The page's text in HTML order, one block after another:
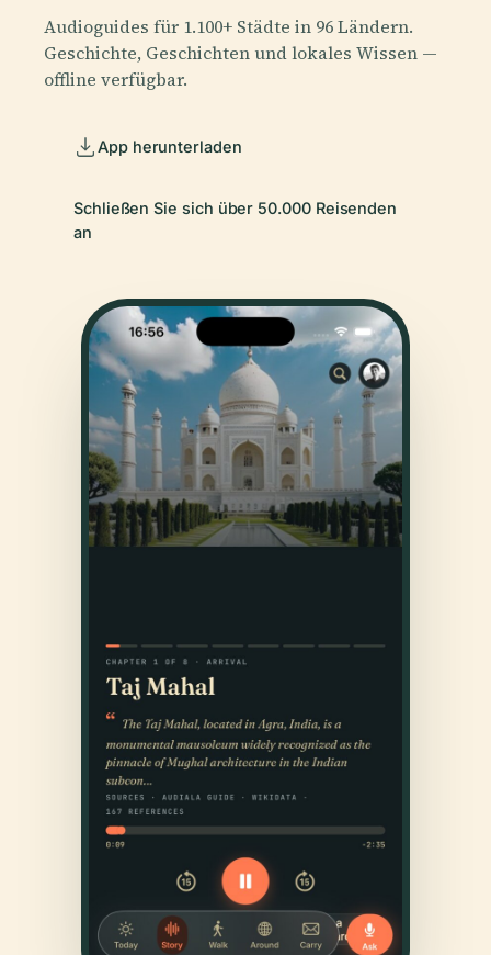
Audioguides für 1.100+ Städte in 96 Ländern.
Geschichte, Geschichten und lokales Wissen —
offline verfügbar.
App herunterladen
Schließen Sie sich über 50.000 Reisenden
an